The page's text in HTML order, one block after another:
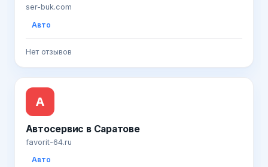
ser-buk.com
Авто
Нет отзывов
А
Автосервис в Саратове
favorit-64.ru
Авто